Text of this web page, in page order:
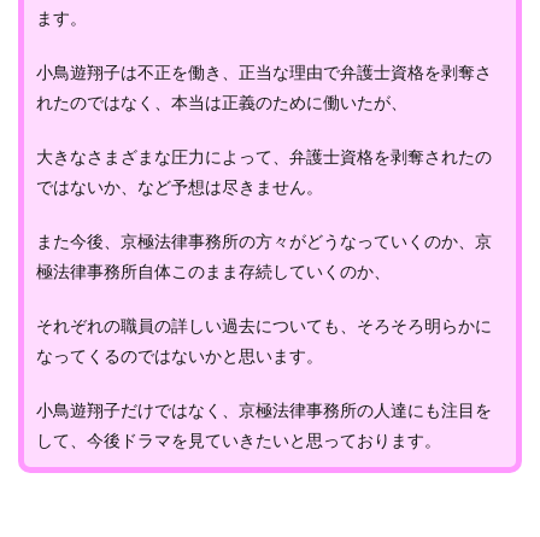
ます。
小鳥遊翔子は不正を働き、正当な理由で弁護士資格を剥奪さ
れたのではなく、本当は正義のために働いたが、
大きなさまざまな圧力によって、弁護士資格を剥奪されたの
ではないか、など予想は尽きません。
また今後、京極法律事務所の方々がどうなっていくのか、京
極法律事務所自体このまま存続していくのか、
それぞれの職員の詳しい過去についても、そろそろ明らかに
なってくるのではないかと思います。
小鳥遊翔子だけではなく、京極法律事務所の人達にも注目を
して、今後ドラマを見ていきたいと思っております。